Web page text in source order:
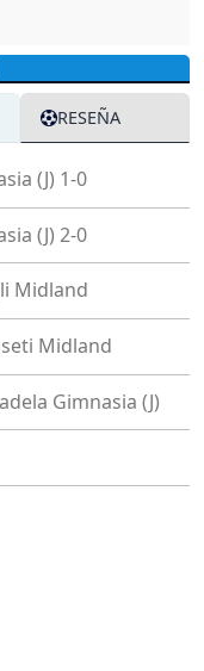
RESEÑA
(J) 1-0
(J) 2-0
Midland
Midland
Gimnasia (J)